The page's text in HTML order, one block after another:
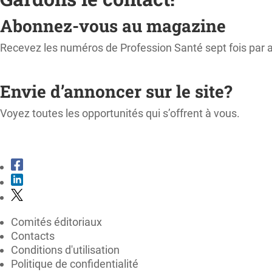
Abonnez-vous au magazine
Recevez les numéros de Profession Santé sept fois par
Envie d’annoncer sur le site?
Voyez toutes les opportunités qui s’offrent à vous.
Comités éditoriaux
Contacts
Conditions d'utilisation
Politique de confidentialité